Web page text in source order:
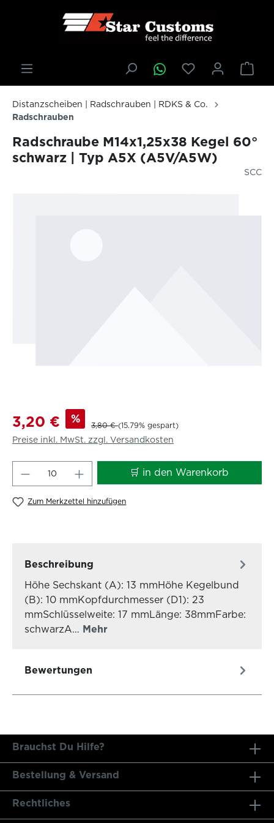
springen
Distanzscheiben | Radschrauben | RDKS & Co.
Radschrauben
Radschraube M14x1,25x38 Kegel 60°
schwarz | Typ A5X (A5V/A5W)
SCC
3,20 € %
3,80 €(15.79% gespart)
Preise inkl. MwSt. zzgl. Versandkosten
Produkt Anzahl: Gib den🛒 in den Warenkorb
Zum Merkzettel hinzufügen
Beschreibung
Höhe Sechskant (A): 13 mmHöhe Kegelbund
(B): 10 mmKopfdurchmesser (D1): 23
mmSchlüsselweite: 17 mmLänge: 38mmFarbe:
schwarzA… Mehr
Bewertungen
Brauchst Du Hilfe?
Bestellung & Versand
Rechtliches